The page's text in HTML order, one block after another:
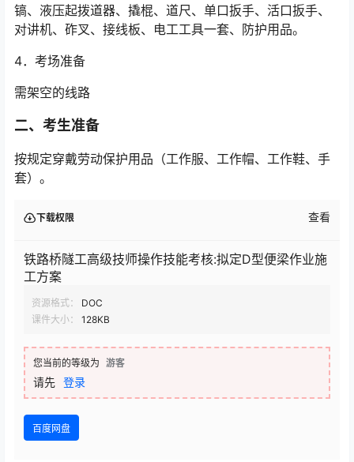
镐、液压起拨道器、撬棍、道尺、单口扳手、活口扳手、
对讲机、砟叉、接线板、电工工具一套、防护用品。
4．考场准备
需架空的线路
二、考生准备
按规定穿戴劳动保护用品（工作服、工作帽、工作鞋、手
套）。
下载权限 查看
铁路桥隧工高级技师操作技能考核:拟定D型便梁作业施
工方案
资源格式：
DOC
课件大小：
128KB
您当前的等级为 游客
请先 登录
百度网盘